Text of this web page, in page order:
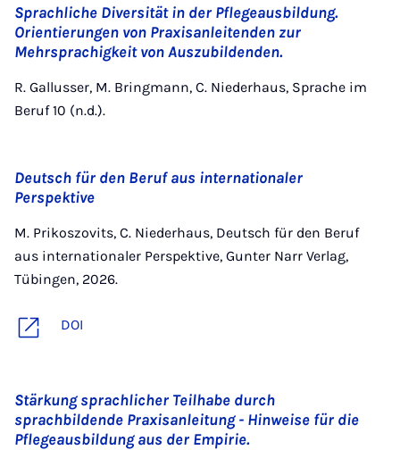
Sprachliche Diversität in der Pflegeausbildung.
Orientierungen von Praxisanleitenden zur
Mehrsprachigkeit von Auszubildenden.
R. Gallusser, M. Bringmann, C. Niederhaus, Sprache im
Beruf 10 (n.d.).
Deutsch für den Beruf aus internationaler
Perspektive
M. Prikoszovits, C. Niederhaus, Deutsch für den Beruf
aus internationaler Perspektive, Gunter Narr Verlag,
Tübingen, 2026.
DOI
Stärkung sprachlicher Teilhabe durch
sprachbildende Praxisanleitung - Hinweise für die
Pflegeausbildung aus der Empirie.